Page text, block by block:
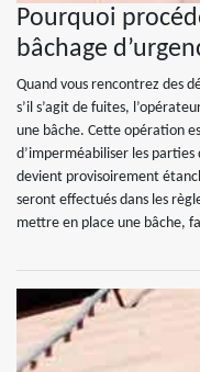
Pourquoi
bâchage
Quand vous rencontrez des
s’il s’agit de fuites,
une bâche. Cette opération
d’imperméabiliser les
devient provisoirement
seront effectués dans les
mettre en place une bâche,